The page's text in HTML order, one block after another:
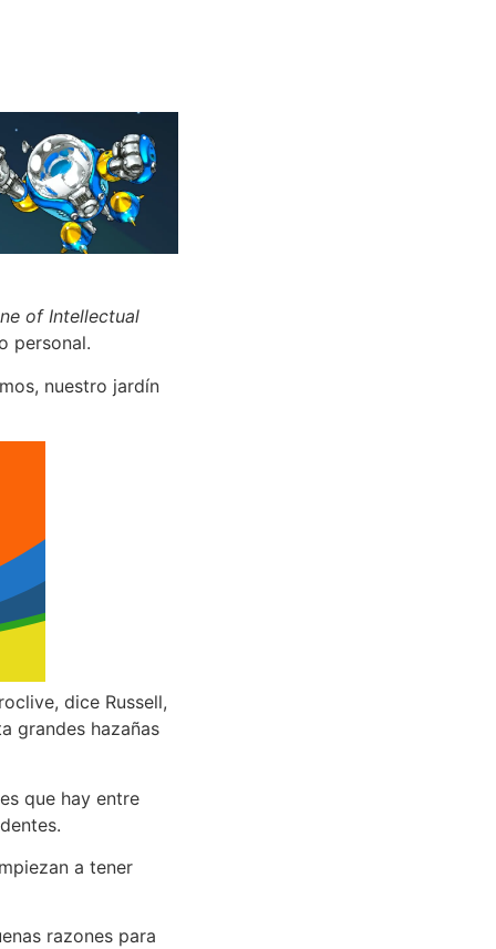
of Intellectual
personal.
nuestro jardín
dice Russell,
grandes hazañas
que hay entre
a tener
razones para